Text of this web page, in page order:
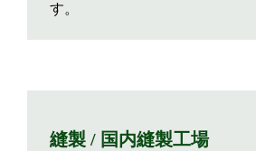
す。
縫製 / 国内縫製工場